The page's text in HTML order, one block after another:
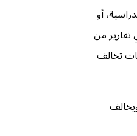
أو
تقارير من
تخالف